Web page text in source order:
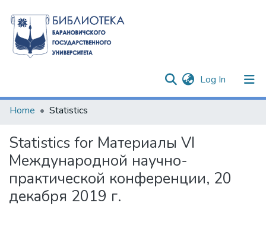
Log In (current)
Communities & Collections
Home Statistics
Statistics for Материалы VI
Международной научно-
практической конференции, 20
декабря 2019 г.